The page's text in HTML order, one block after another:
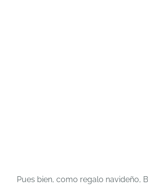
Pues bien, como regalo navideño,